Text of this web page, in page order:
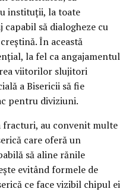
instituții, la toate
să dialogheze cu
În această
la fel ca angajamentul
viitorilor slujitori
a Bisericii să fie
pentru diviziuni.
au convenit multe
care oferă un
să aline rănile
evitând formele de
ce face vizibil chipul ei